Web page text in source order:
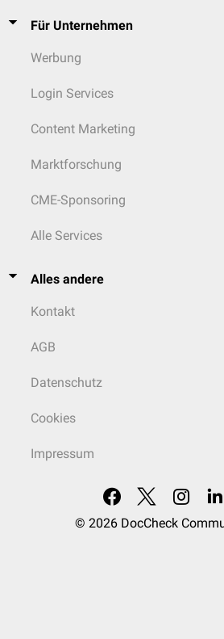
Für Unternehmen
Werbung
Login Services
Content Marketing
Marktforschung
CME-Sponsoring
Alle Services
Alles andere
Kontakt
AGB
Datenschutz
Cookies
Impressum
© 2026 DocCheck